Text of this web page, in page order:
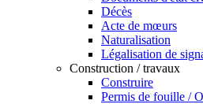
Décès
Acte de mœurs
Naturalisation
Légalisation de
Construction / travaux
Construire
Permis de fouille /